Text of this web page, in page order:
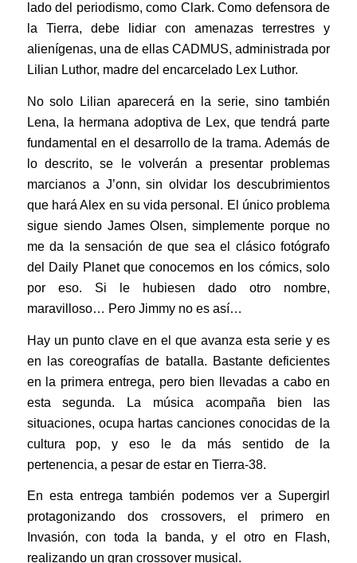
lado del periodismo, como Clark. Como defensora de
la Tierra, debe lidiar con amenazas terrestres y
alienígenas, una de ellas CADMUS, administrada por
Lilian Luthor, madre del encarcelado Lex Luthor.
No solo Lilian aparecerá en la serie, sino también
Lena, la hermana adoptiva de Lex, que tendrá parte
fundamental en el desarrollo de la trama. Además de
lo descrito, se le volverán a presentar problemas
marcianos a J’onn, sin olvidar los descubrimientos
que hará Alex en su vida personal. El único problema
sigue siendo James Olsen, simplemente porque no
me da la sensación de que sea el clásico fotógrafo
del Daily Planet que conocemos en los cómics, solo
por eso. Si le hubiesen dado otro nombre,
maravilloso… Pero Jimmy no es así…
Hay un punto clave en el que avanza esta serie y es
en las coreografías de batalla. Bastante deficientes
en la primera entrega, pero bien llevadas a cabo en
esta segunda. La música acompaña bien las
situaciones, ocupa hartas canciones conocidas de la
cultura pop, y eso le da más sentido de la
pertenencia, a pesar de estar en Tierra-38.
En esta entrega también podemos ver a Supergirl
protagonizando dos crossovers, el primero en
Invasión, con toda la banda, y el otro en Flash,
realizando un gran crossover musical.